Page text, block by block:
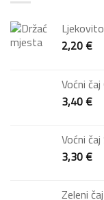
2,20€
Voćni
3,40€
Voćni
3,30€
Zeleni